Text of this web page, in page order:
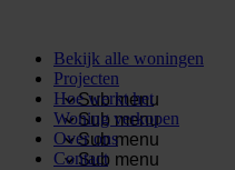
Bekijk alle woningen
Projecten
Sub menu
Hoe werkt het
Sub menu
Woning verkopen
Sub menu
Over ons
Sub menu
Contact